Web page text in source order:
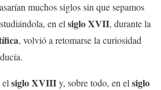
muchos siglos sin que sepamos
en el siglo XVII, durante la
, volvió a retomarse la curiosidad
siglo XVIIIy, sobre todo, en el siglo